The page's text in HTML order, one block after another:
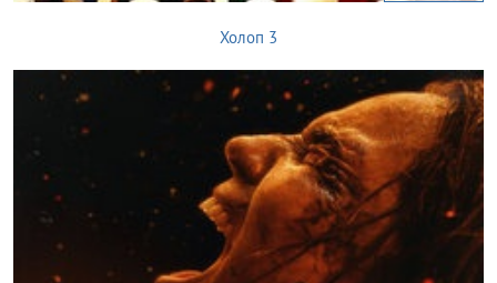
Холоп 3